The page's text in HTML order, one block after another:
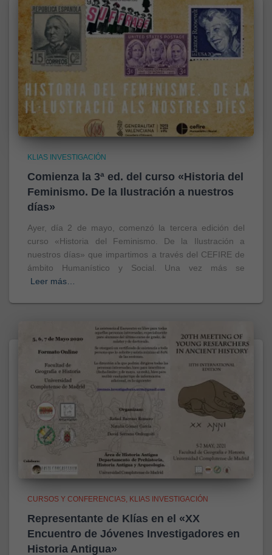
KLIAS INVESTIGACIÓN
Comienza la 3ª ed. del curso «Historia del
Feminismo. De la Ilustración a nuestros
días»
Ayer, día 2 de mayo, comenzó la tercera edición del
curso «Historia del Feminismo. De la Ilustración a
nuestros días» que impartimos a través del CEFIRE de
ámbito Humanístico y Social. Una vez más se
Leer más…
CURSOS Y CONFERENCIAS KLIAS INVESTIGACIÓN
Representante de Klías en el «XX
Encuentro de Jóvenes Investigadores en
Historia Antigua»